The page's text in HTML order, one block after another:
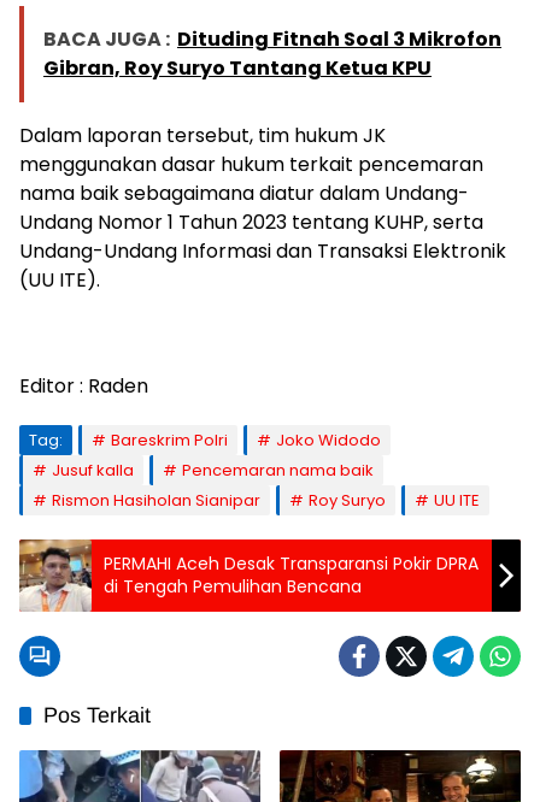
BACA JUGA : Dituding Fitnah Soal 3 Mikrofon
Gibran, Roy Suryo Tantang Ketua KPU
Dalam laporan tersebut, tim hukum JK
menggunakan dasar hukum terkait pencemaran
nama baik sebagaimana diatur dalam Undang-
Undang Nomor 1 Tahun 2023 tentang KUHP, serta
Undang-Undang Informasi dan Transaksi Elektronik
(UU ITE).
Editor : Raden
Tag: Bareskrim Polri
Joko Widodo
Jusuf kalla
Pencemaran nama baik
Rismon Hasiholan Sianipar
Roy Suryo UU ITE
PERMAHI Aceh Desak Transparansi Pokir DPRA
di Tengah Pemulihan Bencana
Pos Terkait